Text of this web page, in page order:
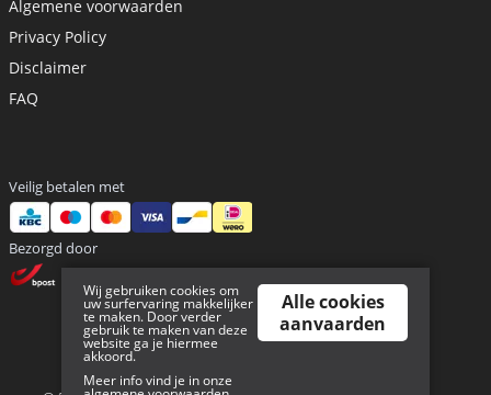
Algemene voorwaarden
Privacy Policy
Disclaimer
FAQ
Veilig betalen met
Bezorgd door
Wij gebruiken cookies om
uw surfervaring makkelijker
te maken. Door verder
gebruik te maken van deze
website ga je hiermee
akkoord.
Meer info vind je in onze
Alle cookies
aanvaarden